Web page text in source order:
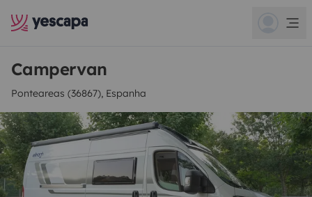
Campervan
Ponteareas (36867), Espanha